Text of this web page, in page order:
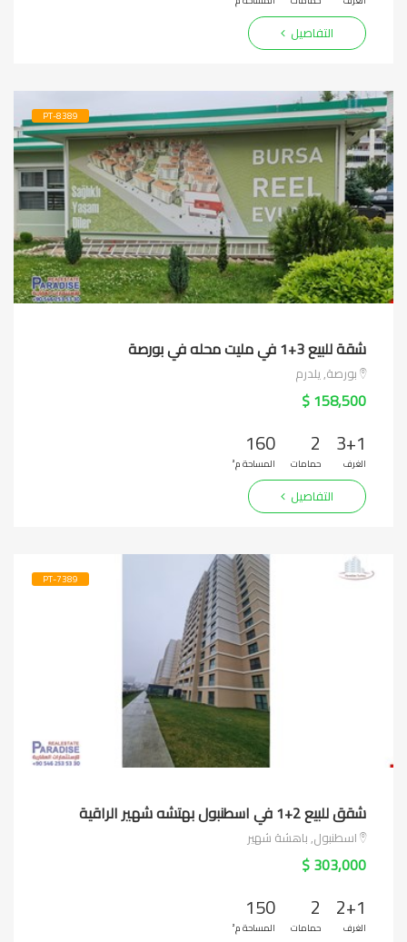
التفاصيل
PT-8389
شقة للبيع 3+1 في مليت محله في بورصة
بورصة, يلدرم
158,500 $
3+1
الغرف
2
حمامات
160
المساحة م²
التفاصيل
PT-7389
شقق للبيع 2+1 في اسطنبول بهتشه شهير الراقية
اسطنبول, باهشة شهير
303,000 $
2+1
الغرف
2
حمامات
150
المساحة م²